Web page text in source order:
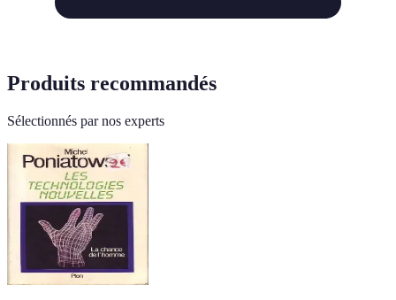
Produits recommandés
Sélectionnés par nos experts